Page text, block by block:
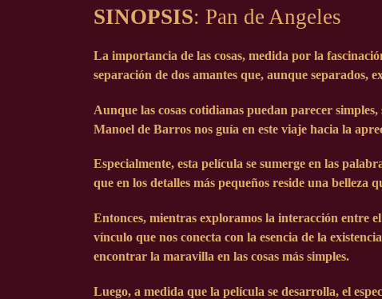
SINOPSIS: Pan de Angeles
La importancia de las cosas, medida por la
separación de dos amantes que, aunque separados,
Aunque las cosas cotidianas puedan parecer
Manoel de Barros nos guía en este viaje hacia la
Especialmente, esta película se sumerge en las
que en los detalles más pequeños reside una belleza
Entonces, mientras exploramos la interacción entre
vínculo que nos conecta con la esencia de la
encontrar la maravilla en las cosas más simples.
Luego, a medida que la película se desarrolla, el